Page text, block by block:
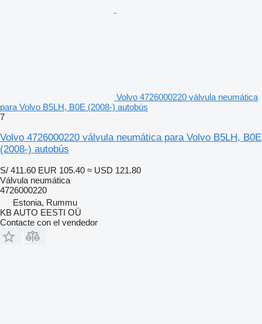
Volvo 4726000220 válvula neumática
para Volvo B5LH, B0E (2008-) autobús
7
Volvo 4726000220 válvula neumática para Volvo B5LH, B0E
(2008-) autobús
S/ 411.60 EUR 105.40 ≈ USD 121.80
Válvula neumática
4726000220
Estonia, Rummu
KB AUTO EESTI OÜ
Contacte con el vendedor